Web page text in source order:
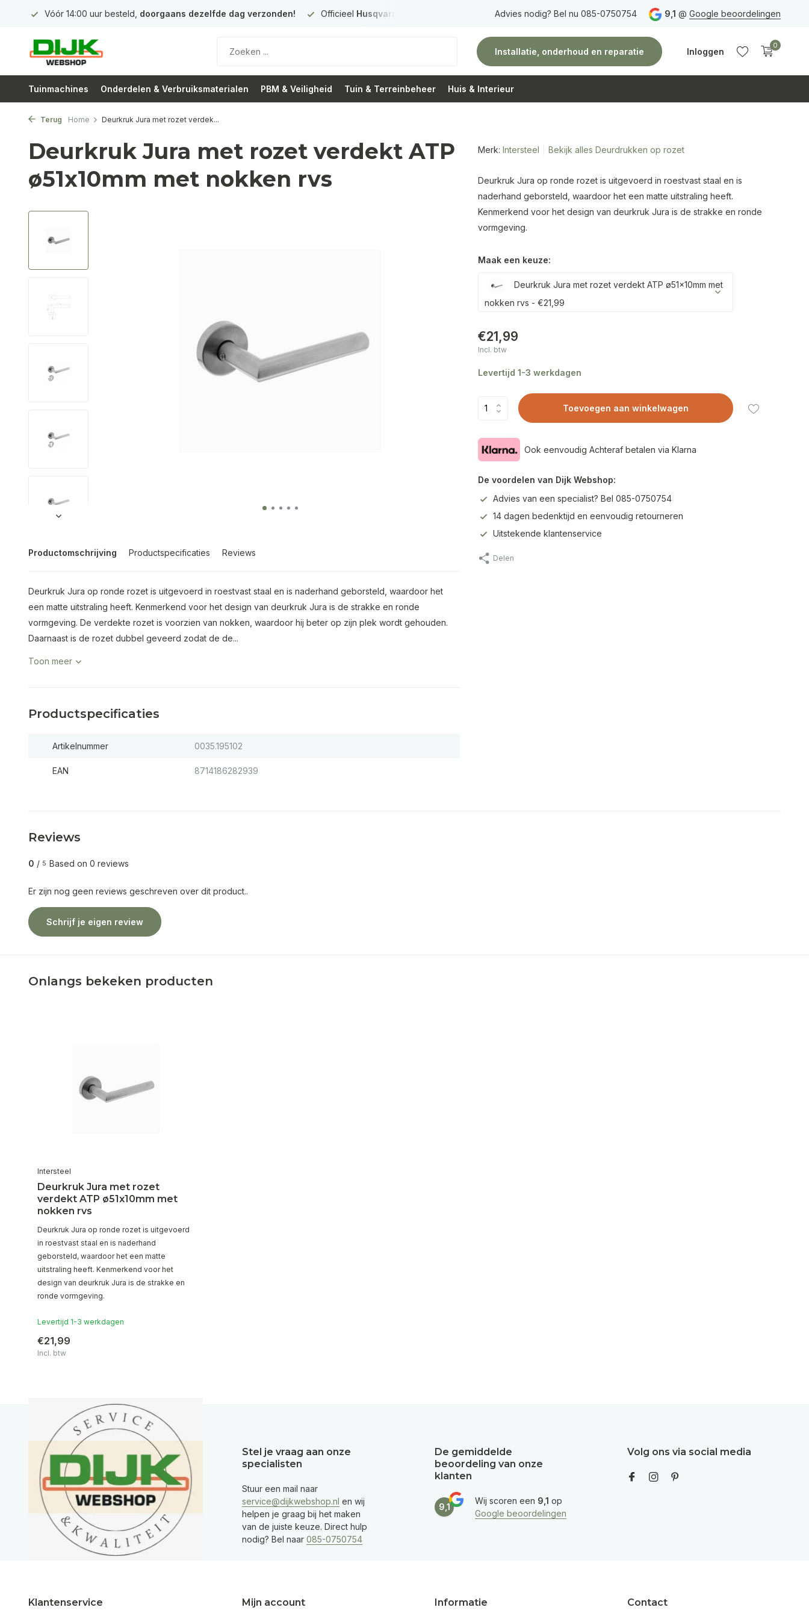
Vóór 14:00 uur besteld, doorgaans dezelfde dag verzonden! Officieel Husqvarna Premium Dealer in Nederland Gratis verzendingvanaf 150 euro Vóór 14:00 uur besteld,
Advies nodig? Bel nu 085-0750754 9,1 @ Google beoordelingen
Installatie, onderhoud en reparatie Inloggen
aanmaken
Account
0
Tuinmachines Onderdelen & Verbruiksmaterialen PBM & Veiligheid Tuin & Terreinbeheer Huis & Interieur
Terug Home Deurkruk Jura met rozet verdek...
Deurkruk Jura met rozet verdekt ATP
ø51x10mm met nokken rvs
Productomschrijving Productspecificaties Reviews
Deurkruk Jura op ronde rozet is uitgevoerd in roestvast staal en is naderhand geborsteld, waardoor het
een matte uitstraling heeft. Kenmerkend voor het design van deurkruk Jura is de strakke en ronde
vormgeving. De verdekte rozet is voorzien van nokken, waardoor hij beter op zijn plek wordt gehouden.
Daarnaast is de rozet dubbel geveerd zodat de de...
Toon meer
Productspecificaties
Artikelnummer 0035.195102
EAN 8714186282939
Merk: Intersteel Bekijk alles Deurdrukken op rozet
Deurkruk Jura op ronde rozet is uitgevoerd in roestvast staal en is
naderhand geborsteld, waardoor het een matte uitstraling heeft.
Kenmerkend voor het design van deurkruk Jura is de strakke en ronde
vormgeving.
Maak een keuze:
Deurkruk Jura met rozet verdekt ATP ø51x10mm met
nokken rvs - €21,99
€21,99
Incl. btw
Levertijd 1-3 werkdagen
Toevoegen aan winkelwagen
Ook eenvoudig Achteraf betalen via Klarna
De voordelen van Dijk Webshop:
Advies van een specialist? Bel 085-0750754
14 dagen bedenktijd en eenvoudig retourneren
Uitstekende klantenservice
Delen
Reviews
0 / 5 Based on 0 reviews
Er zijn nog geen reviews geschreven over dit product..
Schrijf je eigen review
Onlangs bekeken producten
Intersteel
Deurkruk Jura met rozet
verdekt ATP ø51x10mm met
nokken rvs
Deurkruk Jura op ronde rozet is uitgevoerd
in roestvast staal en is naderhand
geborsteld, waardoor het een matte
uitstraling heeft. Kenmerkend voor het
design van deurkruk Jura is de strakke en
ronde vormgeving.
Levertijd 1-3 werkdagen
€21,99
Incl. btw
Stel je vraag aan onze
specialisten
Stuur een mail naar
service@dijkwebshop.nl en wij
helpen je graag bij het maken
van de juiste keuze. Direct hulp
nodig? Bel naar 085-0750754
De gemiddelde
beoordeling van onze
klanten
9,1
Wij scoren een 9,1 op
Google beoordelingen
Volg ons via social media
Klantenservice Mijn account Informatie Contact